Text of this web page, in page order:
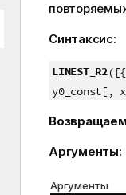
Синтаксис:
LINEST_R2
y0_const[,
Аргументы:
Аргументы